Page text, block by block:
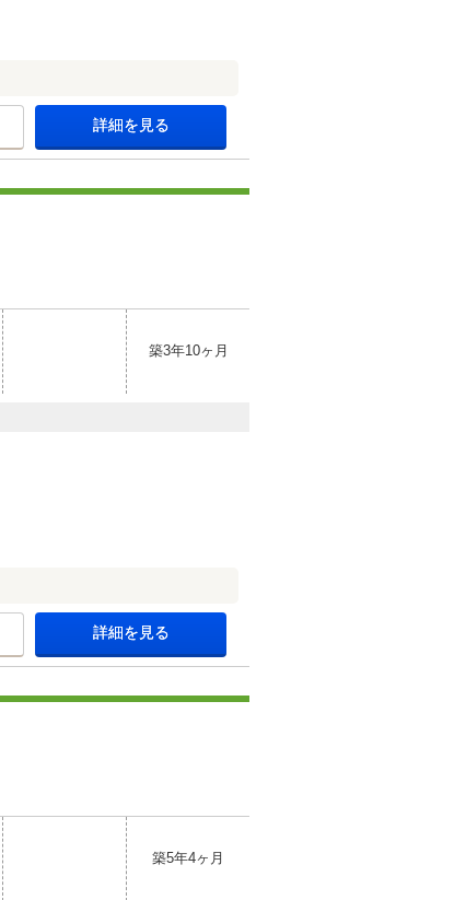
詳細を見る
築3年10ヶ月
詳細を見る
築5年4ヶ月